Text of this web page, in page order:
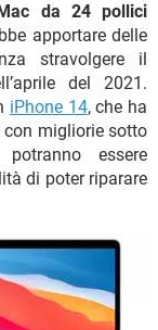
da 24 pollici
apportare delle
stravolgere il
del 2021.
iPhone 14, che ha
con migliorie sotto
essere
di poter riparare